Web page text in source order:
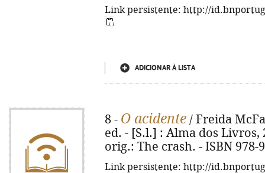
Link persistente: http://
ADICIONAR À LISTA
8 - O acidente / Freida
ed. - [S.l.] : Alma dos Livros,
orig.: The crash. - ISBN 978-
Link persistente: http://